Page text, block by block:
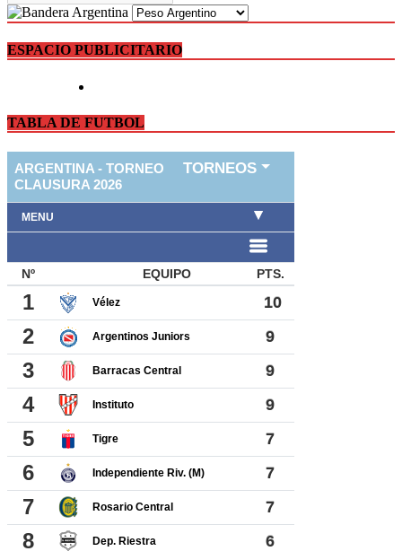
ESPACIO PUBLICITARIO
TABLA DE FUTBOL